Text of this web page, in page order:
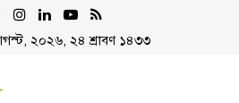
২০২৬, ২৪ শ্রাবণ ১৪৩৩